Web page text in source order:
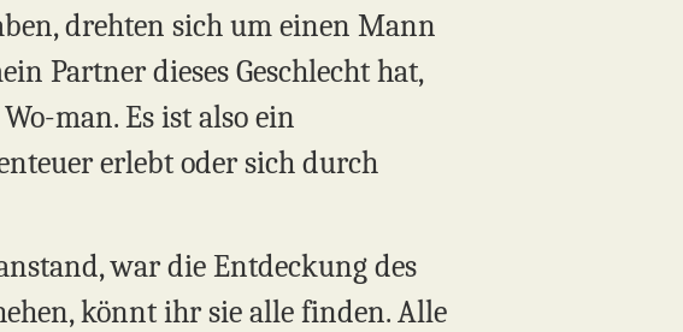
drehten sich um einen Mann
Partner dieses Geschlecht hat,
man. Es ist also ein
erlebt oder sich durch
war die Entdeckung des
könnt ihr sie alle finden. Alle